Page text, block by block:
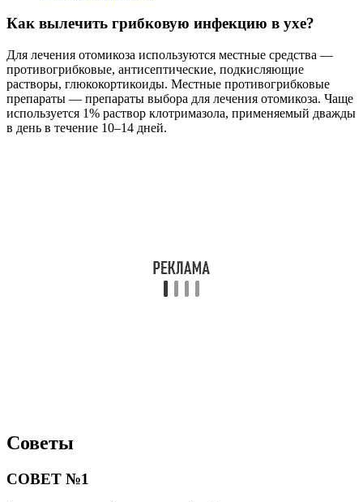
Как вылечить грибковую инфекцию в ухе?
Для лечения отомикоза используются местные средства —
противогрибковые, антисептические, подкисляющие
растворы, глюкокортикоиды. Местные противогрибковые
препараты — препараты выбора для лечения отомикоза. Чаще
используется 1% раствор клотримазола, применяемый дважды
в день в течение 10–14 дней.
Советы
СОВЕТ №1